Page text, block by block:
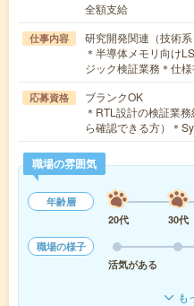
全額支給
仕事内容
研究開発関連（技術系
＊半導体メモリ向け
ジック検証業務＊仕
応募資格
ブランクOK
＊RTL設計の検証業
ら確認できる方）＊
職場の雰囲気
年齢層
20代
30代
職場の様子
活気がある
も